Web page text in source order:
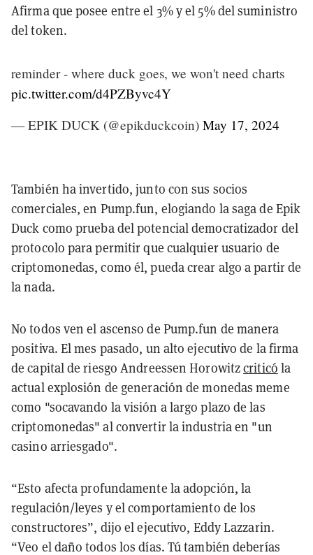
Afirma que posee entre el 3% y el 5% del suministro
del token.
reminder - where duck goes, we won't need charts
pic.twitter.com/d4PZByvc4Y
— EPIK DUCK (@epikduckcoin) May 17, 2024
También ha invertido, junto con sus socios
comerciales, en Pump.fun, elogiando la saga de Epik
Duck como prueba del potencial democratizador del
protocolo para permitir que cualquier usuario de
criptomonedas, como él, pueda crear algo a partir de
la nada.
No todos ven el ascenso de Pump.fun de manera
positiva. El mes pasado, un alto ejecutivo de la firma
de capital de riesgo Andreessen Horowitzcriticó la
actual explosión de generación de monedas meme
como "socavando la visión a largo plazo de las
criptomonedas" al convertir la industria en "un
casino arriesgado".
“Esto afecta profundamente la adopción, la
regulación/leyes y el comportamiento de los
constructores”, dijo el ejecutivo, Eddy Lazzarin.
“Veo el daño todos los días. Tú también deberías